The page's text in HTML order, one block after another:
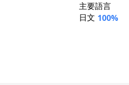
主要語言
日文 100%